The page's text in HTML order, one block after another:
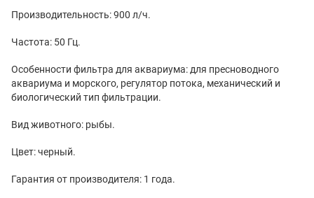
Производительность: 900 л/ч.
Частота: 50 Гц.
Особенности фильтра для аквариума: для пресноводного
аквариума и морского, регулятор потока, механический и
биологический тип фильтрации.
Вид животного: рыбы.
Цвет: черный.
Гарантия от производителя: 1 года.